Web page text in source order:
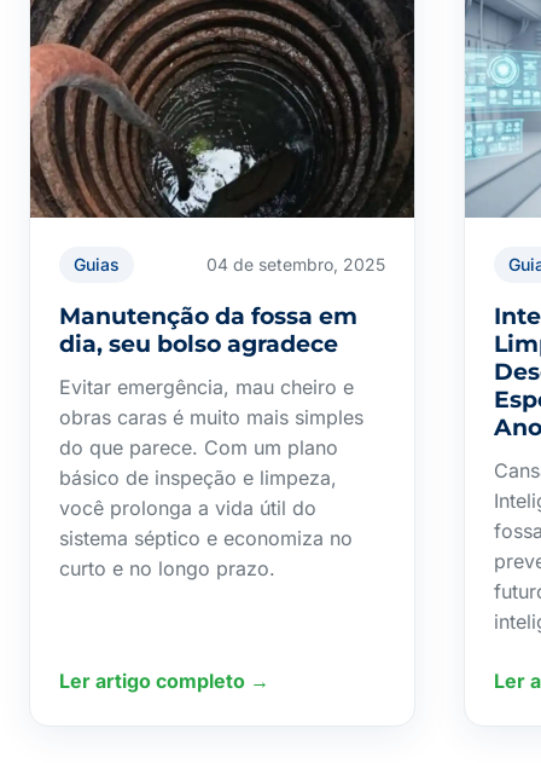
Guias 04 de setembro, 2025
Manutenção da fossa em
dia, seu bolso agradece
Evitar emergência, mau cheiro e
obras caras é muito mais simples
do que parece. Com um plano
básico de inspeção e limpeza,
você prolonga a vida útil do
sistema séptico e economiza no
curto e no longo prazo.
Ler artigo completo → Ler